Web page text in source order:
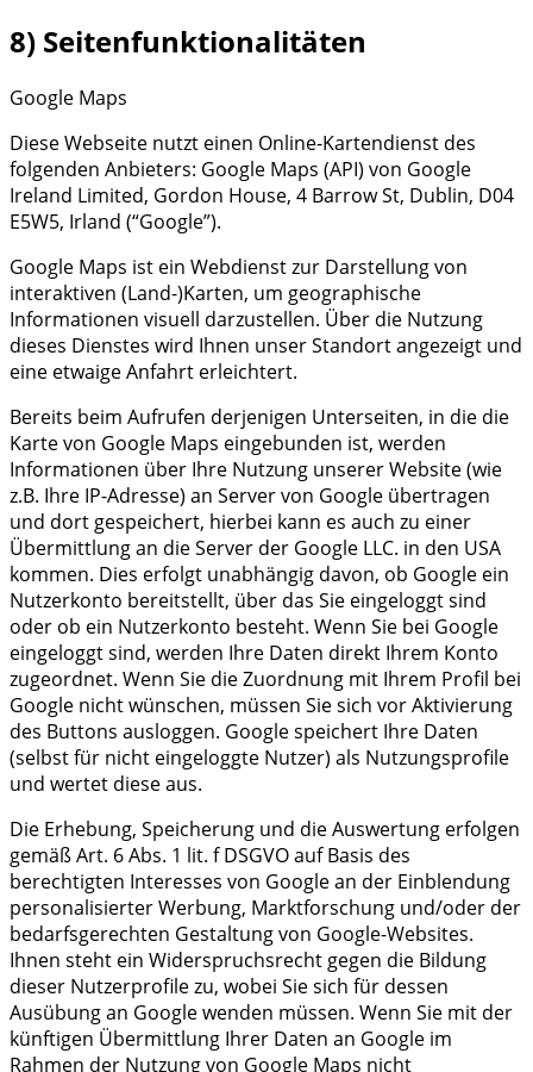
8) Seitenfunktionalitäten
Google Maps
Diese Webseite nutzt einen Online-Kartendienst des
folgenden Anbieters: Google Maps (API) von Google
Ireland Limited, Gordon House, 4 Barrow St, Dublin, D04
E5W5, Irland (“Google”).
Google Maps ist ein Webdienst zur Darstellung von
interaktiven (Land-)Karten, um geographische
Informationen visuell darzustellen. Über die Nutzung
dieses Dienstes wird Ihnen unser Standort angezeigt und
eine etwaige Anfahrt erleichtert.
Bereits beim Aufrufen derjenigen Unterseiten, in die die
Karte von Google Maps eingebunden ist, werden
Informationen über Ihre Nutzung unserer Website (wie
z.B. Ihre IP-Adresse) an Server von Google übertragen
und dort gespeichert, hierbei kann es auch zu einer
Übermittlung an die Server der Google LLC. in den USA
kommen. Dies erfolgt unabhängig davon, ob Google ein
Nutzerkonto bereitstellt, über das Sie eingeloggt sind
oder ob ein Nutzerkonto besteht. Wenn Sie bei Google
eingeloggt sind, werden Ihre Daten direkt Ihrem Konto
zugeordnet. Wenn Sie die Zuordnung mit Ihrem Profil bei
Google nicht wünschen, müssen Sie sich vor Aktivierung
des Buttons ausloggen. Google speichert Ihre Daten
(selbst für nicht eingeloggte Nutzer) als Nutzungsprofile
und wertet diese aus.
Die Erhebung, Speicherung und die Auswertung erfolgen
gemäß Art. 6 Abs. 1 lit. f DSGVO auf Basis des
berechtigten Interesses von Google an der Einblendung
personalisierter Werbung, Marktforschung und/oder der
bedarfsgerechten Gestaltung von Google-Websites.
Ihnen steht ein Widerspruchsrecht gegen die Bildung
dieser Nutzerprofile zu, wobei Sie sich für dessen
Ausübung an Google wenden müssen. Wenn Sie mit der
künftigen Übermittlung Ihrer Daten an Google im
Rahmen der Nutzung von Google Maps nicht